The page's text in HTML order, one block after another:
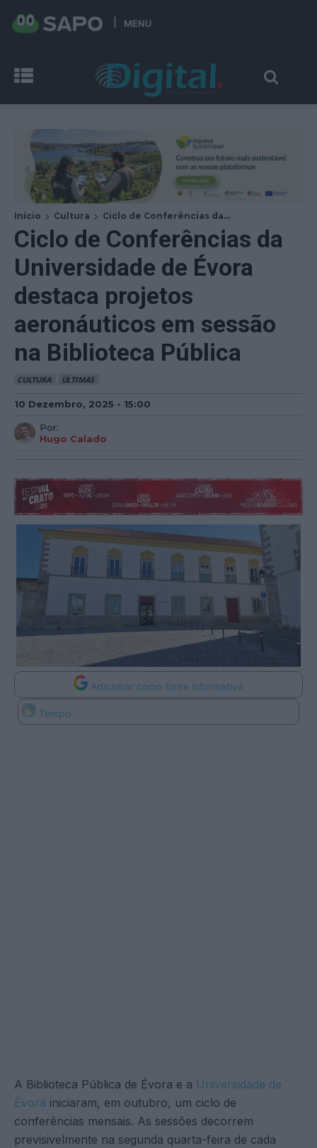
MENU
Início Cultura Ciclo de Conferências da...
Ciclo de Conferências da
Universidade de Évora
destaca projetos
aeronáuticos em sessão
na Biblioteca Pública
CULTURA ÚLTIMAS
10 Dezembro, 2025 - 15:00
Por:
Hugo Calado
Adicionar como fonte informativa
Tempo
A Biblioteca Pública de Évora e a Universidade de
Évora iniciaram, em outubro, um ciclo de
conferências mensais. As sessões decorrem
previsivelmente na segunda quarta-feira de cada